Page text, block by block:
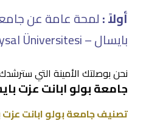
أولاً :لمحة عامة عن
بايسال – Bolu Abant İzzet Baysal Üniversitesi
نحن بوصلتك الأمينة التي
جامعة بولو ابانت عزت
تصنيف جامعة بولو ابانت عزت